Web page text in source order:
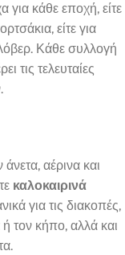
για κάθε εποχή, είτε
είτε για
Κάθε συλλογή
τις τελευταίες
αέρινα και
καλοκαιρινά
για τις διακοπές,
ή τον κήπο, αλλά και